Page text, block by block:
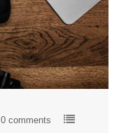
0 comments